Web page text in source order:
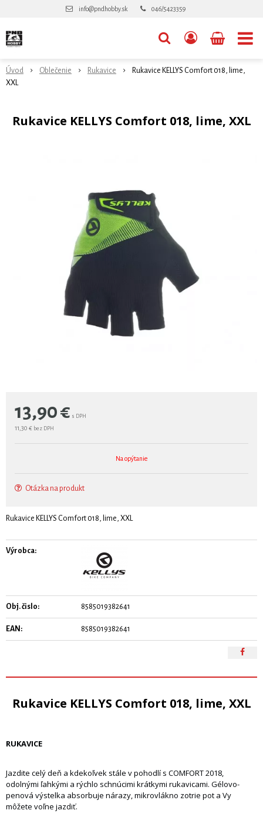
info@pndhobby.sk 046/5423359
Úvod Oblečenie Rukavice
Rukavice KELLYS Comfort 018, lime,
XXL
Rukavice KELLYS Comfort 018, lime, XXL
13,90€ s DPH
11,30 € bez DPH
Na opýtanie
Otázka na produkt
Rukavice KELLYS Comfort 018, lime, XXL
Výrobca:
Obj. čislo: 8585019382641
EAN: 8585019382641
Rukavice KELLYS Comfort 018, lime, XXL
RUKAVICE
Jazdite celý deň a kdekoľvek stále v pohodlí s COMFORT 2018,
odolnými ľahkými a rýchlo schnúcimi krátkymi rukavicami. Gélovo-
penová výstelka absorbuje nárazy, mikrovlákno zotrie pot a Vy
môžete voľne jazdiť.